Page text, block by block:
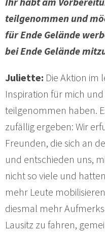
teilgenommen und
für Ende Gelände
bei Ende Gelände
Juliette: Die Aktion im
Inspiration für mich
teilgenommen haben.
zufällig ergeben: Wir
Freunden, die sich an
und entschieden uns,
nicht so viele und
mehr Leute
diesmal mehr
Lausitz zu fahren,